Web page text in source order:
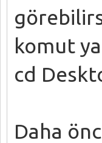
komut
cd
Daha